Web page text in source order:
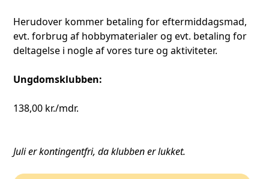
Herudover kommer betaling for eftermiddagsmad,
evt. forbrug af hobbymaterialer og evt. betaling for
deltagelse i nogle af vores ture og aktiviteter.
Ungdomsklubben:
138,00 kr./mdr.
Juli er kontingentfri, da klubben er lukket.